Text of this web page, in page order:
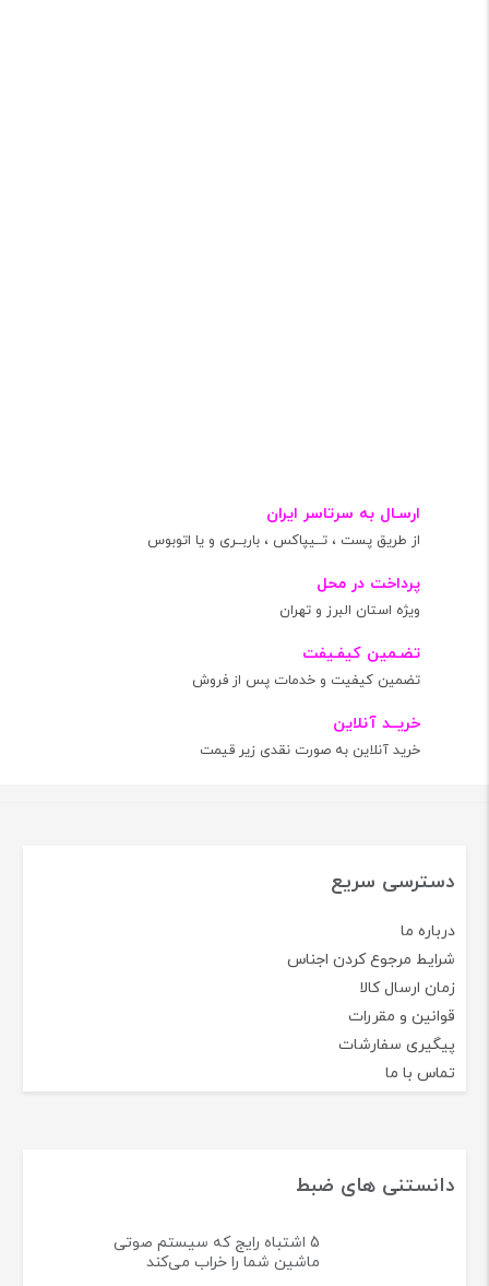
ارسـال به سرتاسر ایران
از طریق پست ، تــیپاکس ، باربــری و یا اتوبوس
پرداخت در محل
ویژه استان البرز و تهران
تضـمین کیفـیفت
تضمین کیفیت و خدمات پس از فروش
خریــد آنلاین
خرید آنلاین به صورت نقدی زیر قیمت
دسترسی سریع
درباره ما
شرایط مرجوع کردن اجناس
زمان ارسال کالا
قوانین و مقررات
پیگیری سفارشات
تماس با ما
دانستنی های ضبط
5 اشتباه رایج که سیستم صوتی
ماشین شما را خراب می‌کند